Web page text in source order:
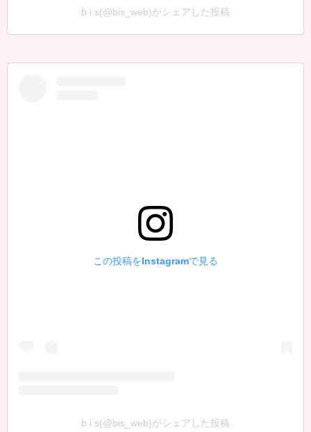
b i s(@bis_web)がシェアした投稿
この投稿をInstagramで見る
b i s(@bis_web)がシェアした投稿